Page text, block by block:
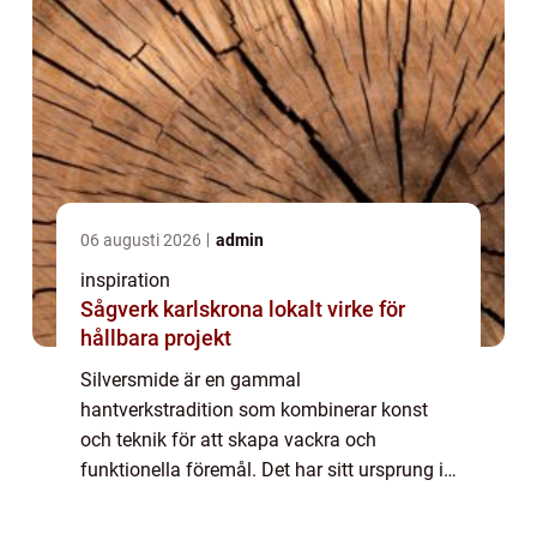
06 augusti 2026 admin
inspiration
Sågverk karlskrona lokalt virke för
hållbara projekt
Silversmide är en gammal
hantverkstradition som kombinerar konst
och teknik för att skapa vackra och
funktionella föremål. Det har sitt ursprung i